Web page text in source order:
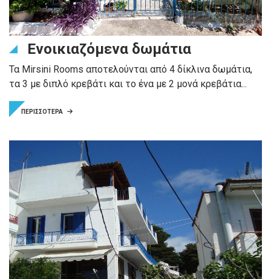
Ενοικιαζόμενα δωμάτια
Τα Mirsini Rooms αποτελούνται από 4 δίκλινα δωμάτια,
τα 3 με διπλό κρεβάτι και το ένα με 2 μονά κρεβάτια...
ΠΕΡΙΣΣΟΤΕΡΑ